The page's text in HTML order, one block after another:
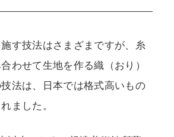
す技法はさまざまですが、糸
わせて生地を作る織（おり）
法は、日本では格式高いもの
ました。